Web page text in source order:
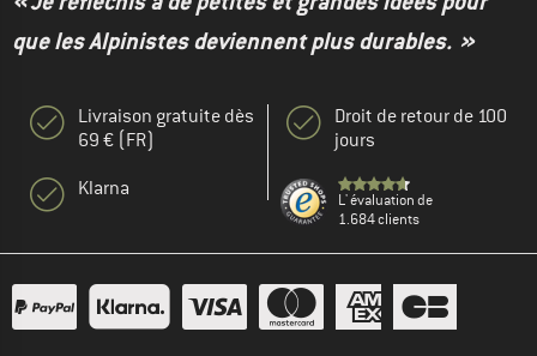
que les Alpinistes deviennent plus durables. »
Livraison gratuite dès
69 € (FR)
Klarna
Droit de retour de 100
jours
L' évaluation de
1.684 clients